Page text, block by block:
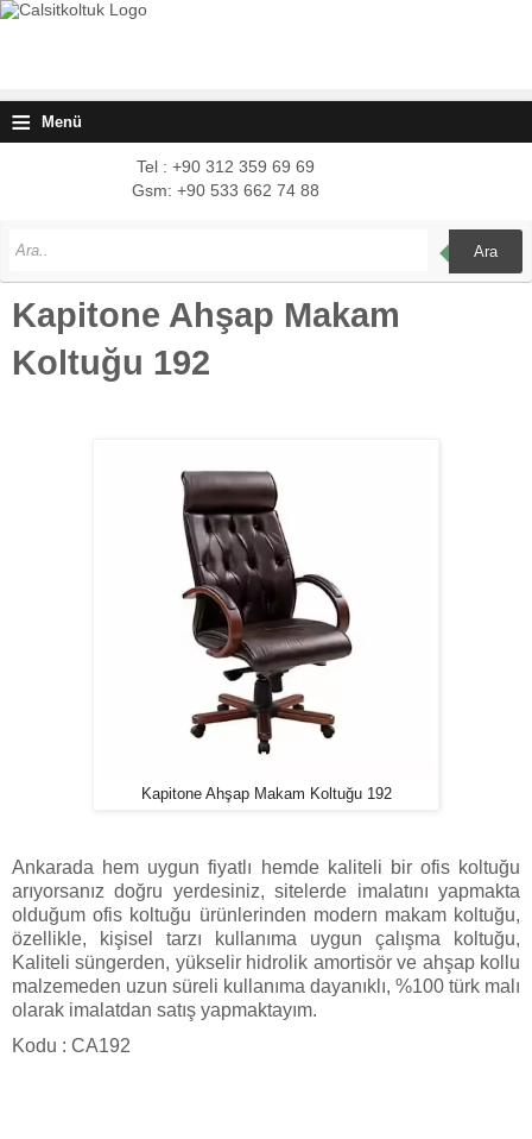
≡ Menü
Tel : +90 312 359 69 69
Gsm: +90 533 662 74 88
Ara
Kapitone Ahşap Makam
Koltuğu 192
Kapitone Ahşap Makam Koltuğu 192
Ankarada hem uygun fiyatlı hemde kaliteli bir ofis koltuğu
arıyorsanız doğru yerdesiniz, sitelerde imalatını yapmakta
olduğum ofis koltuğu ürünlerinden modern makam koltuğu,
özellikle, kişisel tarzı kullanıma uygun çalışma koltuğu,
Kaliteli süngerden, yükselir hidrolik amortisör ve ahşap kollu
malzemeden uzun süreli kullanıma dayanıklı, %100 türk malı
olarak imalatdan satış yapmaktayım.
Kodu : CA192